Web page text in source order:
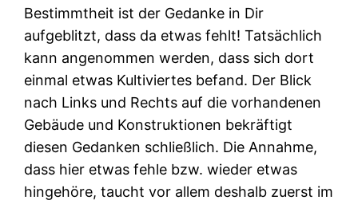
Bestimmtheit ist der Gedanke in Dir
aufgeblitzt, dass da etwas fehlt! Tatsächlich
kann angenommen werden, dass sich dort
einmal etwas Kultiviertes befand. Der Blick
nach Links und Rechts auf die vorhandenen
Gebäude und Konstruktionen bekräftigt
diesen Gedanken schließlich. Die Annahme,
dass hier etwas fehle bzw. wieder etwas
hingehöre, taucht vor allem deshalb zuerst im